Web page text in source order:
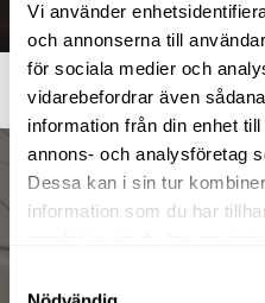
Vi använder
och annonserna till
för sociala medier och
vidarebefordrar även
information från din enhet
annons- och analysföretag
Dessa kan i sin tur
information som du har